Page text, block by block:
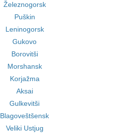
Železnogorsk
Puškin
Leninogorsk
Gukovo
Borovitši
Morshansk
Korjažma
Aksai
Gulkevitši
Blagoveštšensk
Veliki Ustjug